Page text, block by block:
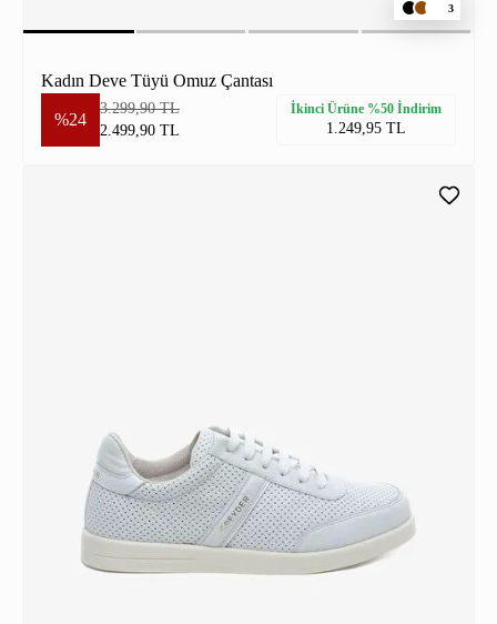
3
Kadın Deve Tüyü Omuz Çantası
%24
3.299,90 TL
2.499,90 TL
İkinci Ürüne %50 İndirim
1.249,95 TL